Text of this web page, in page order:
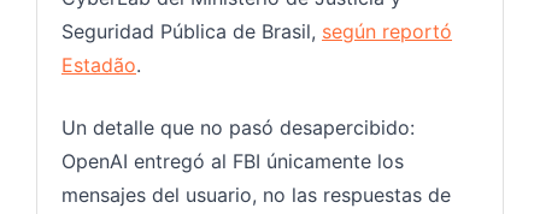
Seguridad Pública de Brasil, según reportó
Estadão.
Un detalle que no pasó desapercibido:
OpenAI entregó al FBI únicamente los
mensajes del usuario, no las respuestas de